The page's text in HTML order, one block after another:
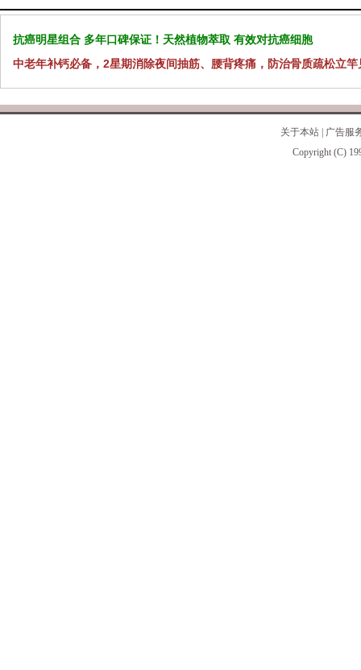
抗癌明星组合 多年口碑保证！天然植物萃取 有效对抗癌细胞
中老年补钙必备，2星期消除夜间抽筋、腰背疼痛，防治骨质疏松立竿
关于本站
广告服
Copyright (C)